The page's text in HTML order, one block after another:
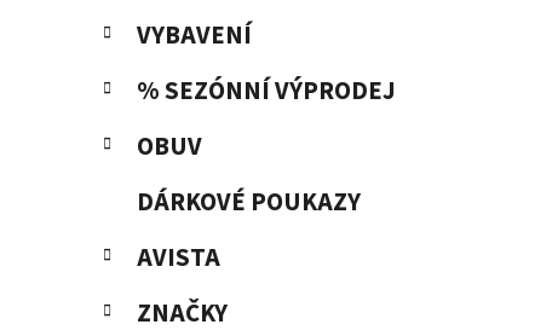
VYBAVENÍ
% SEZÓNNÍ VÝPRODEJ
OBUV
DÁRKOVÉ POUKAZY
AVISTA
ZNAČKY